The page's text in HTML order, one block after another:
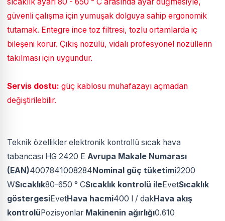
güvenli çalışma için yumuşak dolguya sahip ergonomik
tutamak. Entegre ince toz filtresi, tozlu ortamlarda iç
bileşeni korur. Çıkış nozülü, vidalı profesyonel nozüllerin
takılması için uygundur.
Servis dostu: güç kablosu muhafazayı açmadan
değiştirilebilir.
Teknik özellikler elektronik kontrollü sıcak hava
tabancası HG 2420 E Avrupa Makale Numarası
(EAN)4007841008284Nominal güç tüketimi2200
WSıcaklık80-650 ° CSıcaklık kontrolü ileEvetSıcaklık
göstergesiEvetHava hacmi400 l / dakHava akış
kontrolüPozisyonlar Makinenin ağırlığı0.610